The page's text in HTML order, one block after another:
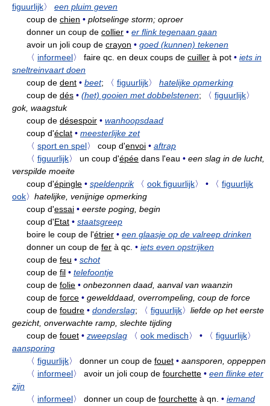
figuurlijk〉
een pluim geven
coup de chien • plotselinge storm; oproer
donner un coup de collier • er flink tegenaan gaan
avoir un joli coup de crayon • goed (kunnen) tekenen
〈 informeel〉 faire qc. en deux coups de cuiller à pot • iets in
sneltreinvaart doen
coup de dent • beet; 〈 figuurlijk〉
hatelijke opmerking
coup de dés • (het) gooien met dobbelstenen; 〈 figuurlijk〉
gok, waagstuk
coup de désespoir • wanhoopsdaad
coup d'éclat • meesterlijke zet
〈 sport en spel〉 coup d'envoi • aftrap
〈 figuurlijk〉 un coup d'épée dans l'eau • een slag in de lucht,
verspilde moeite
coup d'épingle • speldenprik 〈 ook figuurlijk〉 • 〈 figuurlijk
ook〉 hatelijke, venijnige opmerking
coup d'essai • eerste poging, begin
coup d'Etat • staatsgreep
boire le coup de l'étrier • een glaasje op de valreep drinken
donner un coup de fer à qc. • iets even opstrijken
coup de feu • schot
coup de fil • telefoontje
coup de folie • onbezonnen daad, aanval van waanzin
coup de force • gewelddaad, overrompeling, coup de force
coup de foudre • donderslag; 〈 figuurlijk〉 liefde op het eerste
gezicht, onverwachte ramp, slechte tijding
coup de fouet • zweepslag 〈 ook medisch〉 • 〈 figuurlijk〉
aansporing
〈 figuurlijk〉 donner un coup de fouet • aansporen, oppeppen
〈 informeel〉 avoir un joli coup de fourchette • een flinke eter
zijn
〈 informeel〉 donner un coup de fourchette à qn. • iemand